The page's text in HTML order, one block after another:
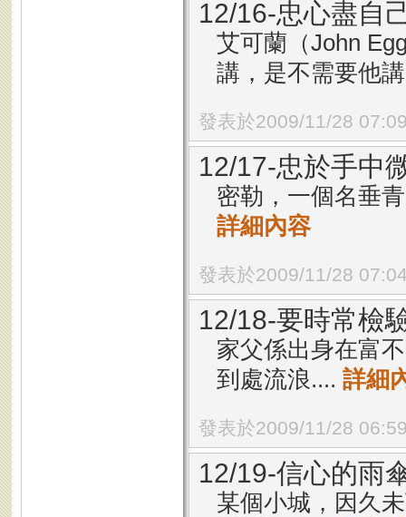
12/16-忠心盡自
艾可蘭（John
講，是不需要他
發表於2009/11/28
12/17-忠於手中
密勒，一個名垂
詳細內容
發表於2009/11/28
12/18-要時常檢
家父係出身在富
到處流浪.... 詳細
發表於2009/11/28
12/19-信心的雨
某個小城，因久